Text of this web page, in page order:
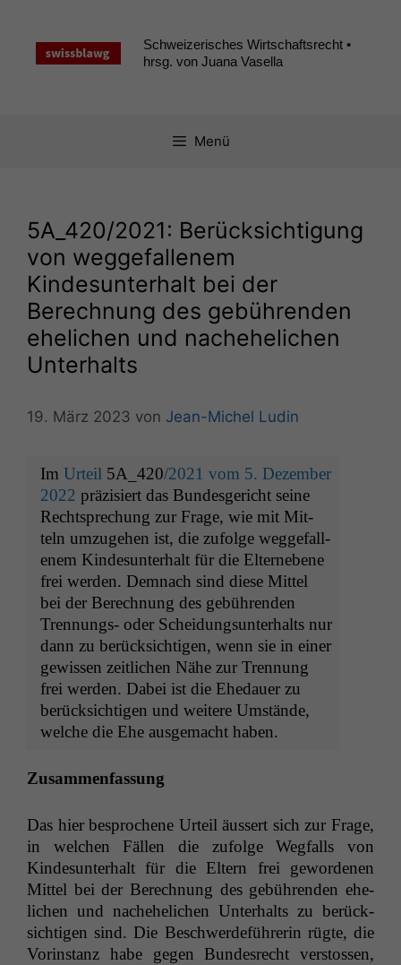
springen
Schweizerisches Wirtschaftsrecht •
hrsg. von Juana Vasella
Menü
5A_420/2021: Berücksichtigung
von weggefallenem
Kindesunterhalt bei der
Berechnung des gebührenden
ehelichen und nachehelichen
Unterhalts
19. März 2023 von Jean-Michel Ludin
Im Urteil 5A_420/2021 vom 5. Dezem­ber
2022 präzisiert das Bun­des­gericht seine
Recht­sprechung zur Frage, wie mit Mit­
teln umzuge­hen ist, die zufolge wegge­fal­l­
en­em Kindesun­ter­halt für die Elternebene
frei wer­den. Dem­nach sind diese Mit­tel
bei der Berech­nung des gebühren­den
Tren­nungs- oder Schei­dung­sun­ter­halts nur
dann zu berück­sichti­gen, wenn sie in ein­er
gewis­sen zeitlichen Nähe zur Tren­nung
frei wer­den. Dabei ist die Ehedauer zu
berück­sichti­gen und weit­ere Umstände,
welche die Ehe aus­gemacht haben.
Zusam­men­fas­sung
Das hier besproch­ene Urteil äussert sich zur Frage,
in welchen Fällen die zufolge Weg­falls von
Kindesun­ter­halt für die Eltern frei gewor­de­nen
Mit­tel bei der Berech­nung des gebühren­den ehe­
lichen und nachehe­lichen Unter­halts zu berück­
sichti­gen sind. Die Beschw­erde­führerin rügte, die
Vorin­stanz habe gegen Bun­desrecht ver­stossen,